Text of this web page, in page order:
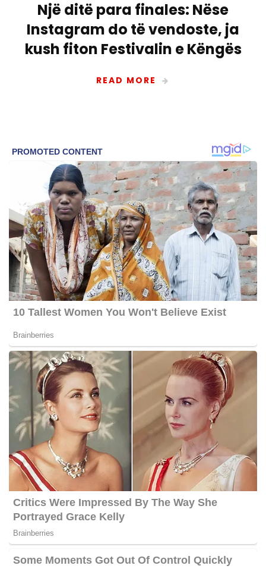
Një ditë para finales: Nëse
Instagram do të vendoste, ja
kush fiton Festivalin e Këngës
READ MORE